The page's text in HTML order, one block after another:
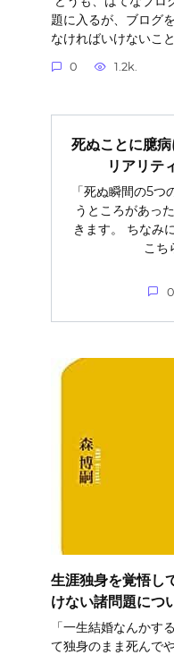
題に入るが、ブログ
なければいけないこ
0 1.2k.
死ぬことに臆
リアリテ
「死ぬ瞬間の5
うところがあっ
きます。 ちなみ
こち
0
生涯独身を覚悟し
けない諸問題につ
「一生結婚なんかす
て独身のまま死んで